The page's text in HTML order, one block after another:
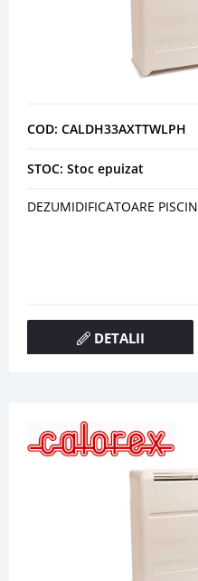
COD: CALDH33AXTTWLPH
STOC: Stoc epuizat
DEZUMIDIFICATOARE
DETALII